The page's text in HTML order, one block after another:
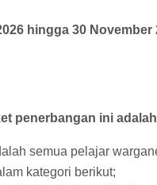
hingga 30 November
penerbangan ini
semua pelajar
kategori berikut;